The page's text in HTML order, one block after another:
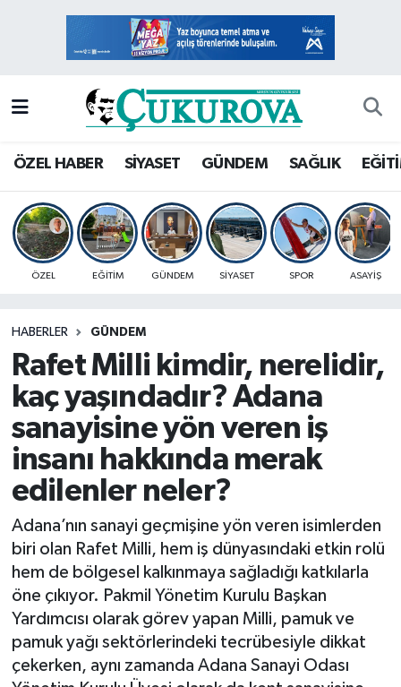
ÖZEL HABER SİYASET GÜNDEM SAĞLIK
ÖZEL EĞİTİM GÜNDEM SİYASET SPOR ASAYİŞ
HABERLER GÜNDEM
Rafet Milli kimdir, nerelidir,
kaç yaşındadır? Adana
sanayisine yön veren iş
insanı hakkında merak
edilenler neler?
Adana’nın sanayi geçmişine yön veren isimlerden
biri olan Rafet Milli, hem iş dünyasındaki etkin rolü
hem de bölgesel kalkınmaya sağladığı katkılarla
öne çıkıyor. Pakmil Yönetim Kurulu Başkan
Yardımcısı olarak görev yapan Milli, pamuk ve
pamuk yağı sektörlerindeki tecrübesiyle dikkat
çekerken, aynı zamanda Adana Sanayi Odası
Mersin Hava Durumu
Mersin Namaz Vakitleri
Mersin Trafik Yoğunluk Haritası
Süper Lig Puan Durumu ve Fikstür
Haber Arşivi